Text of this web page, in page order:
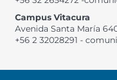
Campus Vitacura
Avenida Santa María
+56 2 32028291 -